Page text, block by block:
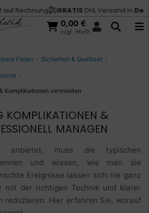
GRATISDHL Versand in
0,00 €
zzgl. MwSt.
Fäden Sicherheit & Qualitaet
Komplikationen vermeiden
KOMPLIKATIONEN &
MANAGEN
anbietet, muss die typischen
und wissen, wie man sie
Ereignisse lassen sich nie ganz
mit der richtigen Technik und klarer
reduzieren. Hier erfahren Sie, worauf